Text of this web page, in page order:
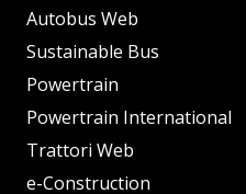
Autobus Web
Sustainable Bus
Powertrain
Powertrain International
Trattori Web
e-Construction